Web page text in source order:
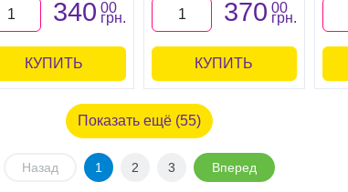
340 00
грн.
КУПИТЬ
370 00
грн.
КУПИТЬ
Показать ещё (55)
Назад 1 2 3 Вперед